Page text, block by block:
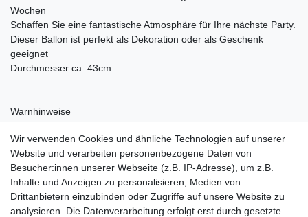
Wochen
Schaffen Sie eine fantastische Atmosphäre für Ihre nächste Party.
Dieser Ballon ist perfekt als Dekoration oder als Geschenk
geeignet
Durchmesser ca. 43cm
Warnhinweise
Nicht für Kinder unter 36 Monaten geeignet
Shop
Wir verwenden Cookies und ähnliche Technologien auf unserer
Website und verarbeiten personenbezogene Daten von
Besucher:innen unserer Webseite (z.B. IP-Adresse), um z.B.
Inhalte und Anzeigen zu personalisieren, Medien von
Drittanbietern einzubinden oder Zugriffe auf unsere Website zu
analysieren. Die Datenverarbeitung erfolgt erst durch gesetzte